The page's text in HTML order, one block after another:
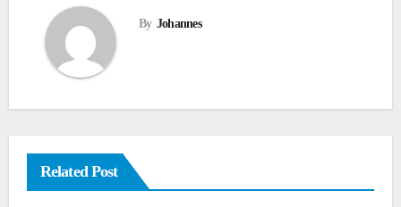
By Johannes
Related Post